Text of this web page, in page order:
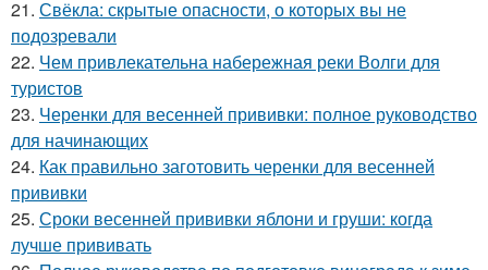
21. Свёкла: скрытые опасности, о которых вы не
подозревали
22. Чем привлекательна набережная реки Волги для
туристов
23. Черенки для весенней прививки: полное руководство
для начинающих
24. Как правильно заготовить черенки для весенней
прививки
25. Сроки весенней прививки яблони и груши: когда
лучше прививать